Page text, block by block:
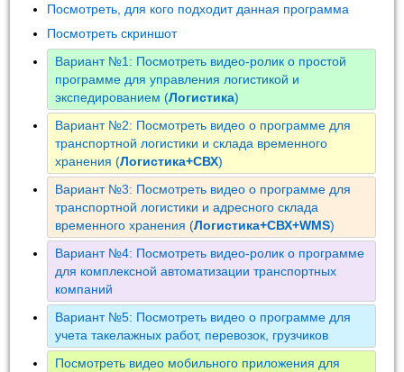
Посмотреть, для кого подходит данная программа
Посмотреть скриншот
Вариант №1: Посмотреть видео-ролик о простой
программе для управления логистикой и
экспедированием (Логистика)
Вариант №2: Посмотреть видео о программе для
транспортной логистики и склада временного
хранения (Логистика+СВХ)
Вариант №3: Посмотреть видео о программе для
транспортной логистики и адресного склада
временного хранения (Логистика+СВХ+WMS)
Вариант №4: Посмотреть видео-ролик о программе
для комплексной автоматизации транспортных
компаний
Вариант №5: Посмотреть видео о программе для
учета такелажных работ, перевозок, грузчиков
Посмотреть видео мобильного приложения для